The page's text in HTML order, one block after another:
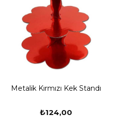
Metalik Kırmızı Kek Standı
₺124,00